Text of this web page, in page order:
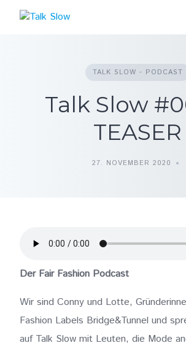
TALK SLOW - PODCAST
Talk Slow
TEASER
27. NOVEMBER 2020
Der Fair Fashion Podcast
Wir sind Conny und Lotte,
Fashion Labels Bridge&Tunnel und
auf Talk Slow mit Leuten, die Mode